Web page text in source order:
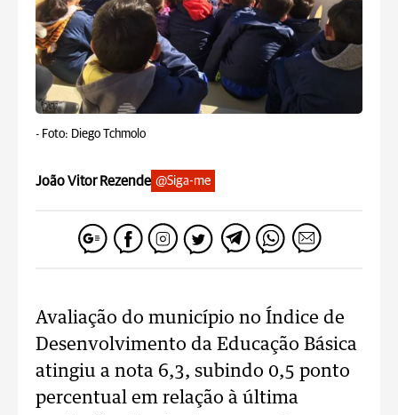
- Foto: Diego Tchmolo
João Vitor Rezende @Siga-me
Avaliação do município no Índice de
Desenvolvimento da Educação Básica
atingiu a nota 6,3, subindo 0,5 ponto
percentual em relação à última